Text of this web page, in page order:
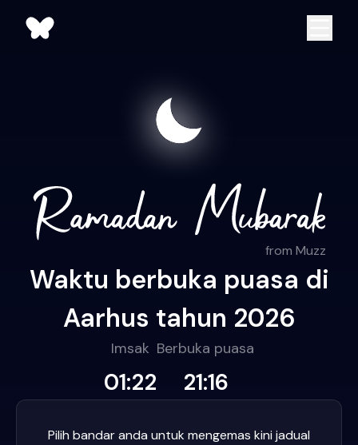
from Muzz
Waktu berbuka puasa di
Aarhus tahun 2026
Imsak
01:22
Berbuka puasa
21:16
Pilih bandar anda untuk mengemas kini jadual